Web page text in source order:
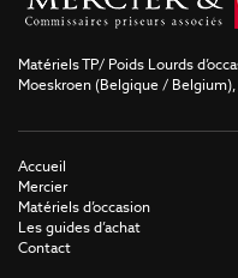
Matériels TP/ Poids Lourds
Moeskroen (Belgique /
Accueil
Mercier
Matériels d’occasion
Les guides d’achat
Contact